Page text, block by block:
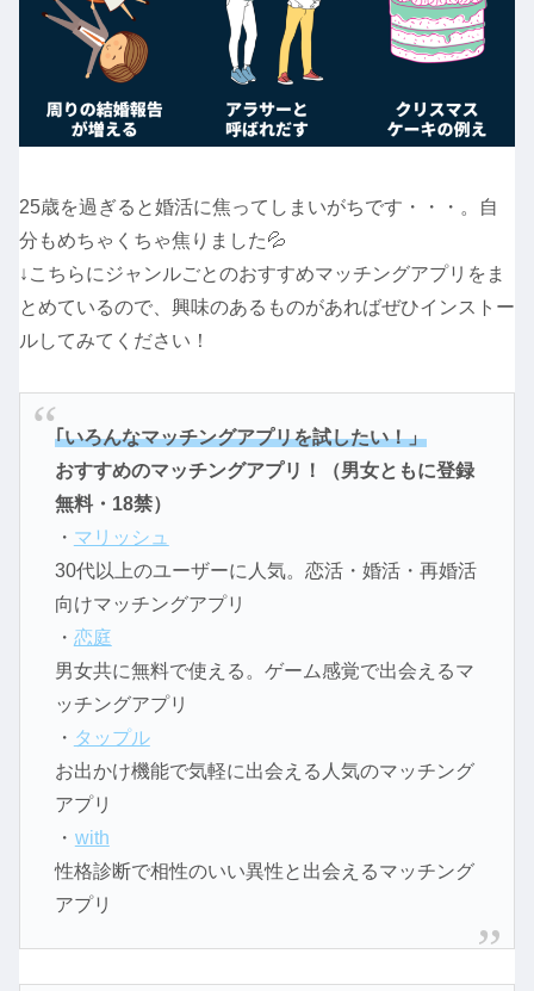
25歳を過ぎると婚活に焦ってしまいがちです・・・。自
分もめちゃくちゃ焦りました💦
↓こちらにジャンルごとのおすすめマッチングアプリをま
とめているので、興味のあるものがあればぜひインストー
ルしてみてください！
｢いろんなマッチングアプリを試したい！」
おすすめのマッチングアプリ！（男女ともに登録
無料・18禁）
・ マリッシュ
30代以上のユーザーに人気。恋活・婚活・再婚活
向けマッチングアプリ
・ 恋庭
男女共に無料で使える。ゲーム感覚で出会えるマ
ッチングアプリ
・ タップル
お出かけ機能で気軽に出会える人気のマッチング
アプリ
・ with
性格診断で相性のいい異性と出会えるマッチング
アプリ